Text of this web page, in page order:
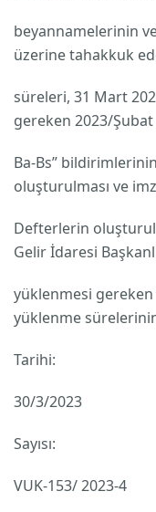
beyannamelerinin
üzerine tahakkuk
süreleri, 31 Mart
gereken 2023/
Ba-Bs”
oluşturulması ve
Defterlerin
Gelir İdaresi
yüklenmesi gereken
yüklenme
Tarihi:
30/3/2023
Sayısı:
VUK-153/ 2023-4